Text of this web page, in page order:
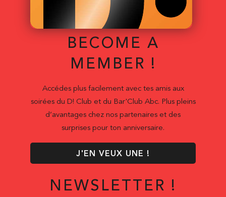
BECOME A
MEMBER !
Accédes plus facilement avec tes amis aux
soirées du D! Club et du Bar'Club Abc. Plus pleins
d’avantages chez nos partenaires et des
surprises pour ton anniversaire.
J'EN VEUX UNE !
NEWSLETTER !